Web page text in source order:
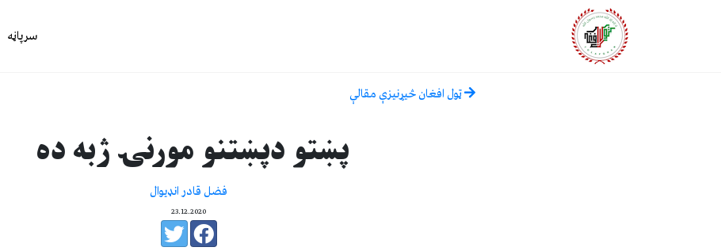
سرپاڼه
ټول افغان څیړنیزې مقالې
پښتو دپښتنو مورنۍ ژبه ده
فضل قادر انډيوال
23.12.2020